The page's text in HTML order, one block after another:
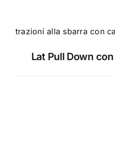
Lat Pull Down